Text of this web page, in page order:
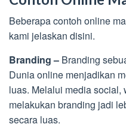
Beberapa contoh online
kami jelaskan disini.
Branding – Branding
Dunia online menjadikan
luas. Melalui media
melakukan branding jadi
secara luas.